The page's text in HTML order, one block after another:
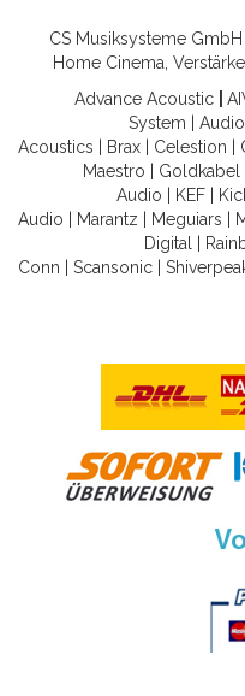
CS Musiksysteme
Home Cinema,
Advance Acoustic
System
Acoustics
Brax Celestion
Maestro
Goldkabel
Audio
KEF|
Audio
Marantz Meguiars
Digital
Conn
Scansonic